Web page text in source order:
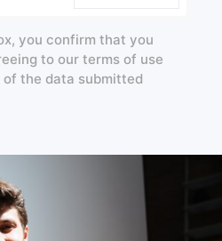
you confirm that you
to our terms of use
the data submitted